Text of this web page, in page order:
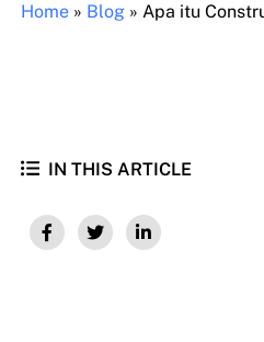
Home » Blog » Apa itu
IN THIS ARTICLE